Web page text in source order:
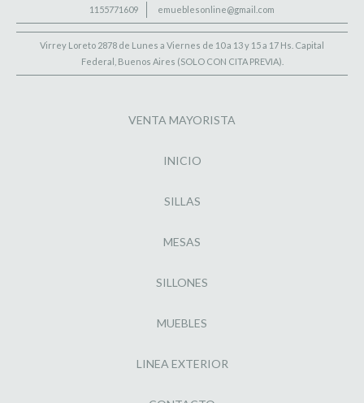
1155771609 emueblesonline@gmail.com
Virrey Loreto 2878 de Lunes a Viernes de 10 a 13 y 15 a 17 Hs. Capital
Federal, Buenos Aires (SOLO CON CITA PREVIA).
VENTA MAYORISTA
INICIO
SILLAS
MESAS
SILLONES
MUEBLES
LINEA EXTERIOR